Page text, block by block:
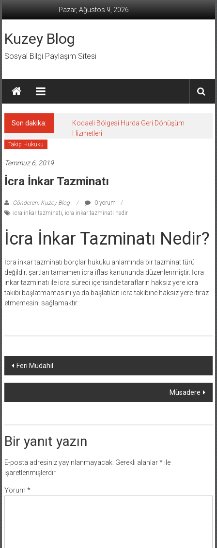
Pazar, Ağustos 9, 2026
Kuzey Blog
Sosyal Bilgi Paylaşım Sitesi
Son dakika:
Kocaeli Bölgesi Hurda Geri Dönüşüm
Hizmetleri
Takip Hukuku
Temmuz 6, 2019
İcra İnkar Tazminatı
Gönderen: Kuzey Blog
0 yorum
icra inkar tazminatı, icra inkar tazminatı nedir
İcra İnkar Tazminatı Nedir?
İcra inkar tazminatı borçlar hukuku anlamında bir tazminat türü
değildir. şartları tamamen icra iflas kanununda düzenlenmiştir. İcra
inkar tazminatı ile icra süreci içerisinde tarafların haksız yere icra
takibi başlatmamasını ya da başlatılan icra takibine haksız yere itiraz
etmemesini sağlamaktır.
Yazı
dolaşımı
Feri Müdahil
Müsadere
Bir yanıt yazın
E-posta adresiniz yayınlanmayacak. Gerekli alanlar*ile
işaretlenmişlerdir
Yorum *